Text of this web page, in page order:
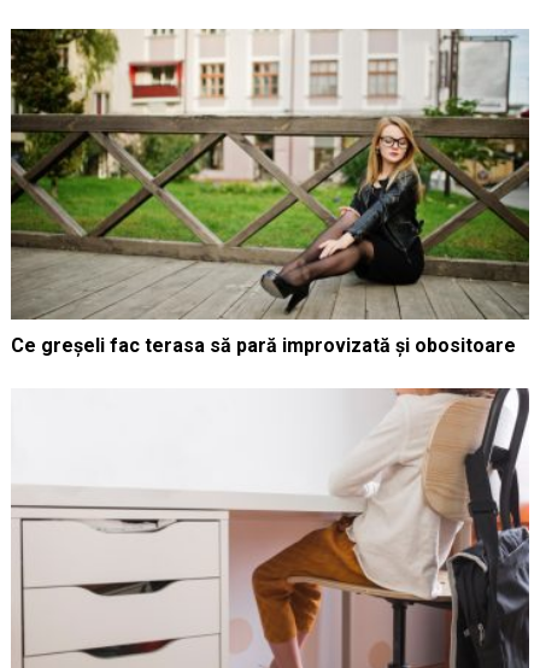
Ce greșeli fac terasa să pară improvizată și obositoare